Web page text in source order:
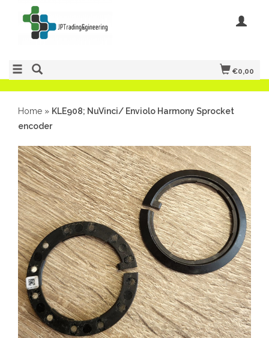
€0,00
Home » KLE908; NuVinci/ Enviolo Harmony Sprocket
encoder